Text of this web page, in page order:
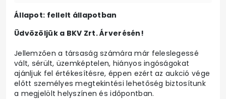
Állapot: fellelt állapotban
Üdvözöljük a BKV Zrt. Árverésén!
Jellemzően a társaság számára már feleslegessé
vált, sérült, üzemképtelen, hiányos ingóságokat
ajánljuk fel értékesítésre, éppen ezért az aukció vége
előtt személyes megtekintési lehetőség biztosítunk
a megjelölt helyszínen és időpontban.